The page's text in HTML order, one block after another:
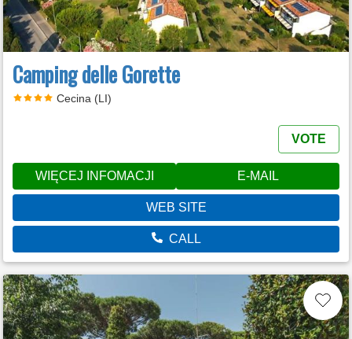
Camping delle Gorette
Cecina (LI)
VOTE
WIĘCEJ INFOMACJI E-MAIL
WEB SITE
CALL